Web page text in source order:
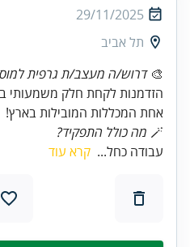
29/11/2025
תל אביב
🎨דרוש/ה מעצב/ת גרפית
הזדמנות לקחת חלק משמעותי
אחת המכללות המובילות בארץ!
🪄 מה כולל התפקיד?
עבודה כחל... קרא עוד